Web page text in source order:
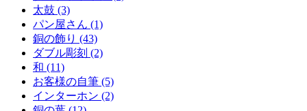
太鼓 (3)
パン屋さん (1)
銅の飾り (43)
ダブル彫刻 (2)
和 (11)
お客様の自筆 (5)
インターホン (2)